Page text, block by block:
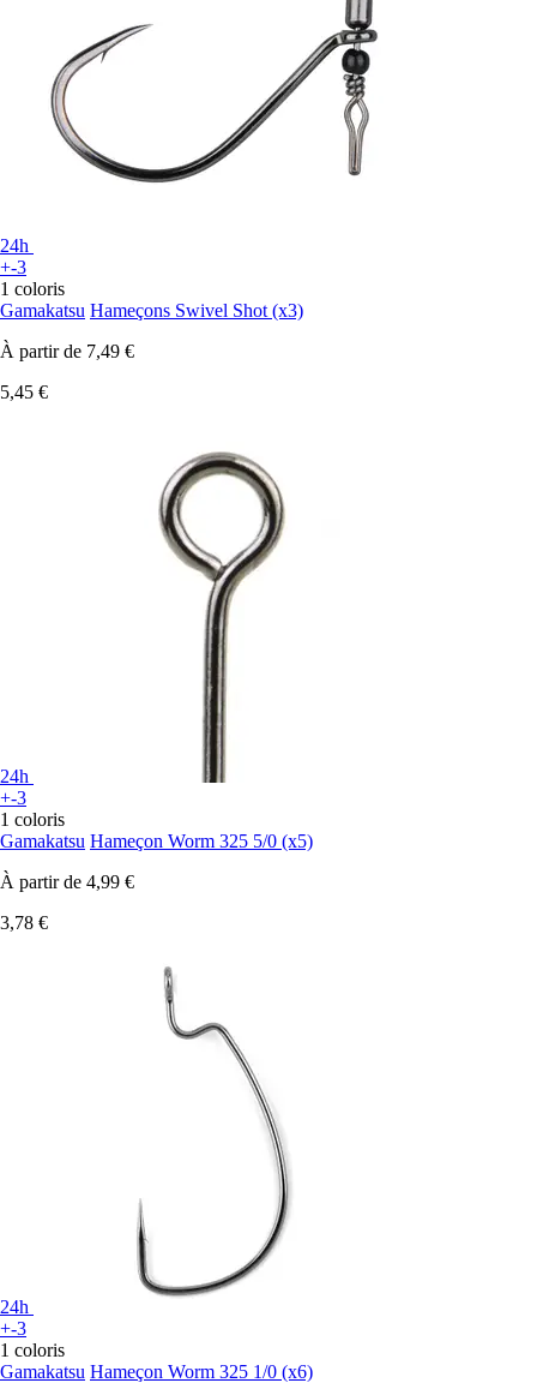
24h
+-3
1 coloris
Gamakatsu Hameçons Swivel Shot (x3)
À partir de 7,49 €
5,45 €
24h
+-3
1 coloris
Gamakatsu Hameçon Worm 325 5/0 (x5)
À partir de 4,99 €
3,78 €
24h
+-3
1 coloris
Gamakatsu Hameçon Worm 325 1/0 (x6)